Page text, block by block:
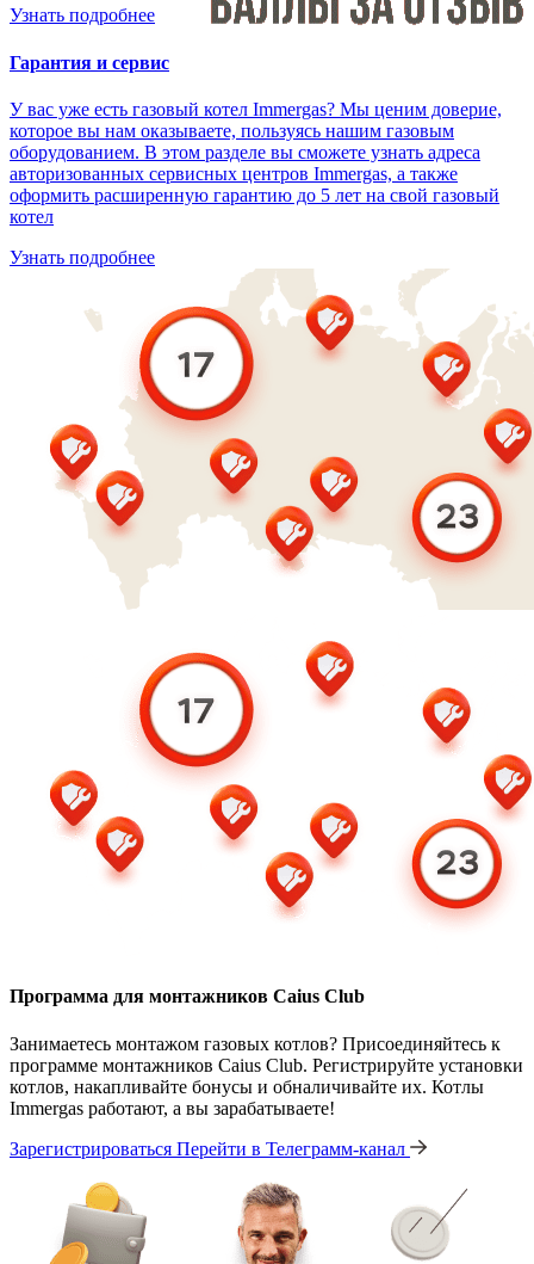
Узнать подробнее
Гарантия и сервис
У вас уже есть газовый котел Immergas? Мы ценим доверие,
которое вы нам оказываете, пользуясь нашим газовым
оборудованием. В этом разделе вы сможете узнать адреса
авторизованных сервисных центров Immergas, а также
оформить расширенную гарантию до 5 лет на свой газовый
котел
Узнать подробнее
Программа для монтажников Caius Club
Занимаетесь монтажом газовых котлов? Присоединяйтесь к
программе монтажников Caius Club. Регистрируйте установки
котлов, накапливайте бонусы и обналичивайте их. Котлы
Immergas работают, а вы зарабатываете!
Зарегистрироваться Перейти в Телеграмм-канал